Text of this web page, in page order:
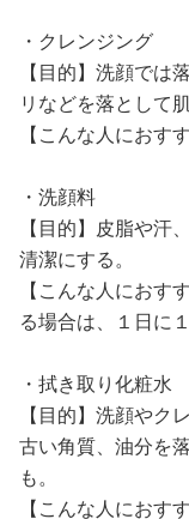
・クレンジング
【目的】洗顔では
リなどを落として
【こんな人におす
・洗顔料
【目的】皮脂や汗
清潔にする。
【こんな人におす
る場合は、１日に
・拭き取り化粧水
【目的】洗顔やク
古い角質、油分を
も。
【こんな人におす